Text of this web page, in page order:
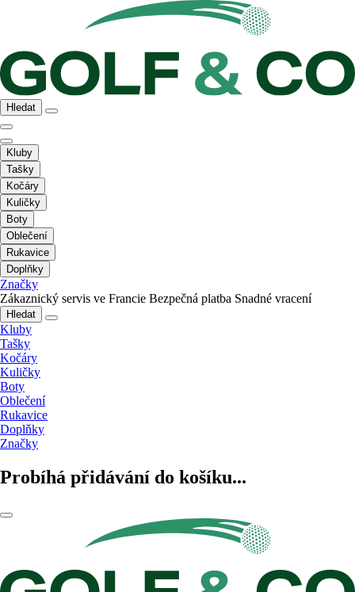
Hledat
Kluby
Tašky
Kočáry
Kuličky
Boty
Oblečení
Rukavice
Doplňky
Značky
Zákaznický servis ve Francie Bezpečná platba Snadné vracení
Hledat
Kluby
Tašky
Kočáry
Kuličky
Boty
Oblečení
Rukavice
Doplňky
Značky
Probíhá přidávání do košíku...